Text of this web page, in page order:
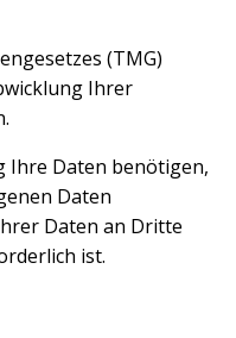
(TMG)
Ihrer
Ihre Daten benötigen,
Daten
Daten an Dritte
ist.